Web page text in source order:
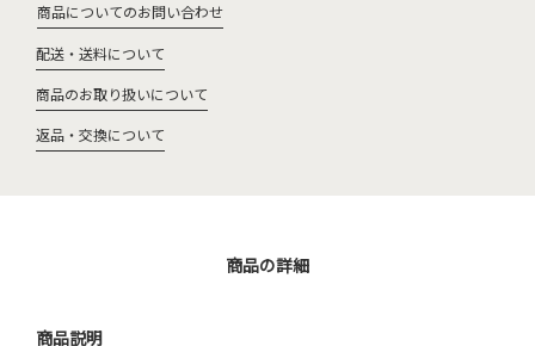
商品についてのお問い合わせ
配送・送料について
商品のお取り扱いについて
返品・交換について
商品の詳細
商品説明